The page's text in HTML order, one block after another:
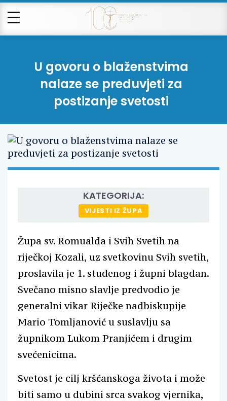
U govoru o blaženstvima
nalaze se preduvjeti za
postizanje svetosti
KATEGORIJA:
VIJESTI IZ ŽUPA
Župa sv. Romualda i Svih Svetih na
riječkoj Kozali, uz svetkovinu Svih svetih,
proslavila je 1. studenog i župni blagdan.
Svečano misno slavlje predvodio je
generalni vikar Riječke nadbiskupije
Mario Tomljanović u suslavlju sa
župnikom Lukom Pranjićem i drugim
svećenicima.
Svetost je cilj kršćanskoga života i može
biti samo u dubini srca svakog vjernika,